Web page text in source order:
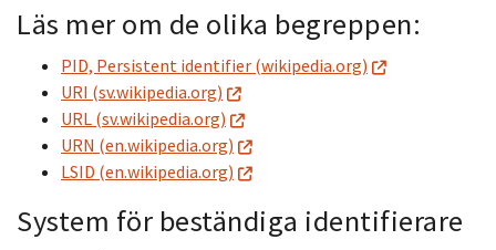
Läs mer om de olika begreppen:
PID, Persistent identifier (wikipedia.org)
URI (sv.wikipedia.org)
URL (sv.wikipedia.org)
URN (en.wikipedia.org)
LSID (en.wikipedia.org)
System för beständiga identifierare